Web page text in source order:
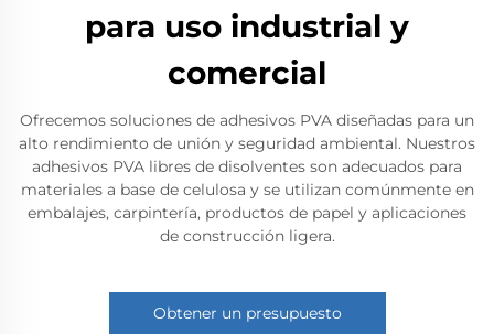
para uso industrial y
comercial
Ofrecemos soluciones de adhesivos PVA diseñadas para un
alto rendimiento de unión y seguridad ambiental. Nuestros
adhesivos PVA libres de disolventes son adecuados para
materiales a base de celulosa y se utilizan comúnmente en
embalajes, carpintería, productos de papel y aplicaciones
de construcción ligera.
Obtener un presupuesto